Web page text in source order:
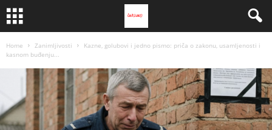
Home Zanimljivosti
Kazne, golubovi i jedno pismo: priča o zakonu, usamljenosti i
kasnom buđenju...